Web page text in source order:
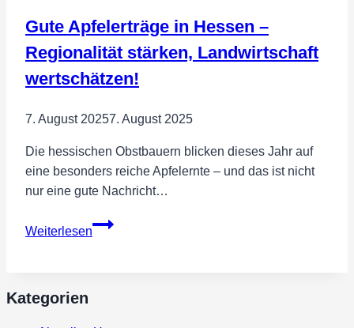
Gute Apfelerträge in Hessen –
Regionalität stärken, Landwirtschaft
wertschätzen!
7. August 20257. August 2025
Die hessischen Obstbauern blicken dieses Jahr auf
eine besonders reiche Apfelernte – und das ist nicht
nur eine gute Nachricht…
Weiterlesen
Gute
Kategorien